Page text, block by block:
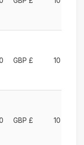
GBP £ 10
GBP £ 10